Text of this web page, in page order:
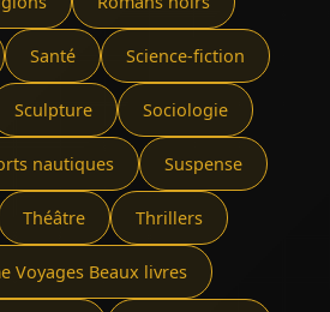
Santé Science-fiction
Sculpture Sociologie
nautiques Suspense
Théâtre Thrillers
Voyages Beaux livres